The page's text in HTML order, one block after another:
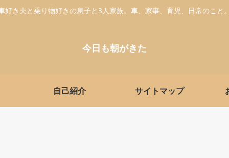
好き夫と乗り物好きの息子と3人家族。車、家事、育児、日常のこと。
今日も朝がきた
自己紹介 サイトマップ